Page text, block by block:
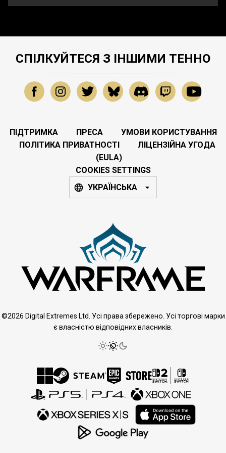
СПІЛКУЙТЕСЯ З ІНШИМИ ТЕННО
ПІДТРИМКА ПРЕСА
УМОВИ КОРИСТУВАННЯ
ПОЛІТИКА ПРИВАТНОСТІ
ЛІЦЕНЗІЙНА УГОДА
(EULA)
COOKIES SETTINGS
УКРАЇНСЬКА
©2026 Digital Extremes Ltd. Усі права збережено. Усі торгові марки
є власністю відповідних власників.